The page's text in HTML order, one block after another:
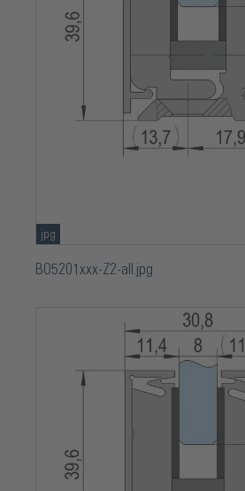
jpg
BO5201xxx-Z2-all.jpg